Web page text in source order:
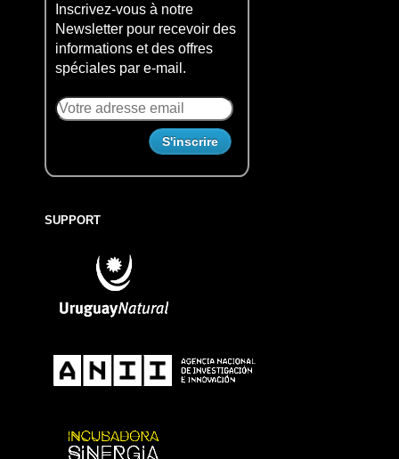
Inscrivez-vous à notre
Newsletter pour recevoir des
informations et des offres
spéciales par e-mail.
SUPPORT